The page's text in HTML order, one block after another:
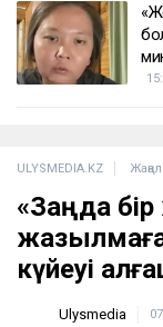
ULYSMEDIA.KZ
«Заңда
күйеуі
Ulysmedia